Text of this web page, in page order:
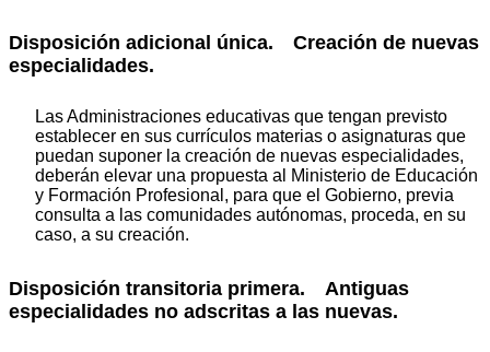
Disposición adicional única. Creación de nuevas
especialidades.
Las Administraciones educativas que tengan previsto
establecer en sus currículos materias o asignaturas que
puedan suponer la creación de nuevas especialidades,
deberán elevar una propuesta al Ministerio de Educación
y Formación Profesional, para que el Gobierno, previa
consulta a las comunidades autónomas, proceda, en su
caso, a su creación.
Disposición transitoria primera. Antiguas
especialidades no adscritas a las nuevas.